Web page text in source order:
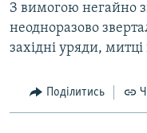
З вимогою негайно
неодноразово
західні уряди, митці
Поділитись